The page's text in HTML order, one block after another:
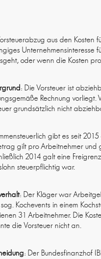
aus den Kosten
Unternehmensinteresse
oder wenn die Kosten
: Die Vorsteuer ist
Rechnung
grundsätzlich nicht
gibt es seit
gilt pro Arbeitnehmer und
2014 galt eine
steuerpflichtig war.
: Der Kläger war
Kochevents in einem
31 Arbeitnehmer. Die
die Vorsteuer nicht an.
: Der Bundesfinanzhof